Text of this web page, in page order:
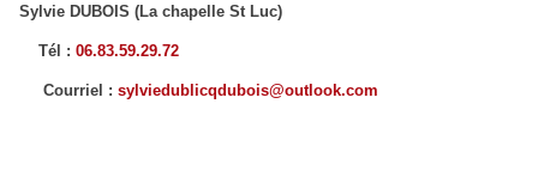
Sylvie DUBOIS (La chapelle St Luc)
Tél : 06.83.59.29.72
Courriel : sylviedublicqdubois@outlook.com